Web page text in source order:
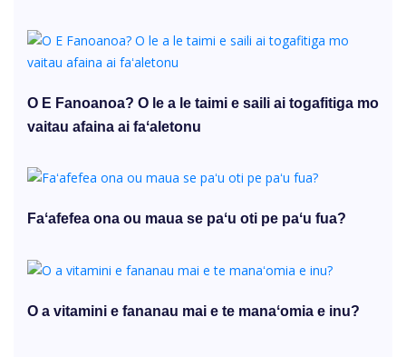
O E Fanoanoa? O le a le taimi e saili ai togafitiga mo
vaitau afaina ai faʻaletonu
Faʻafefea ona ou maua se paʻu oti pe paʻu fua?
O a vitamini e fananau mai e te manaʻomia e inu?